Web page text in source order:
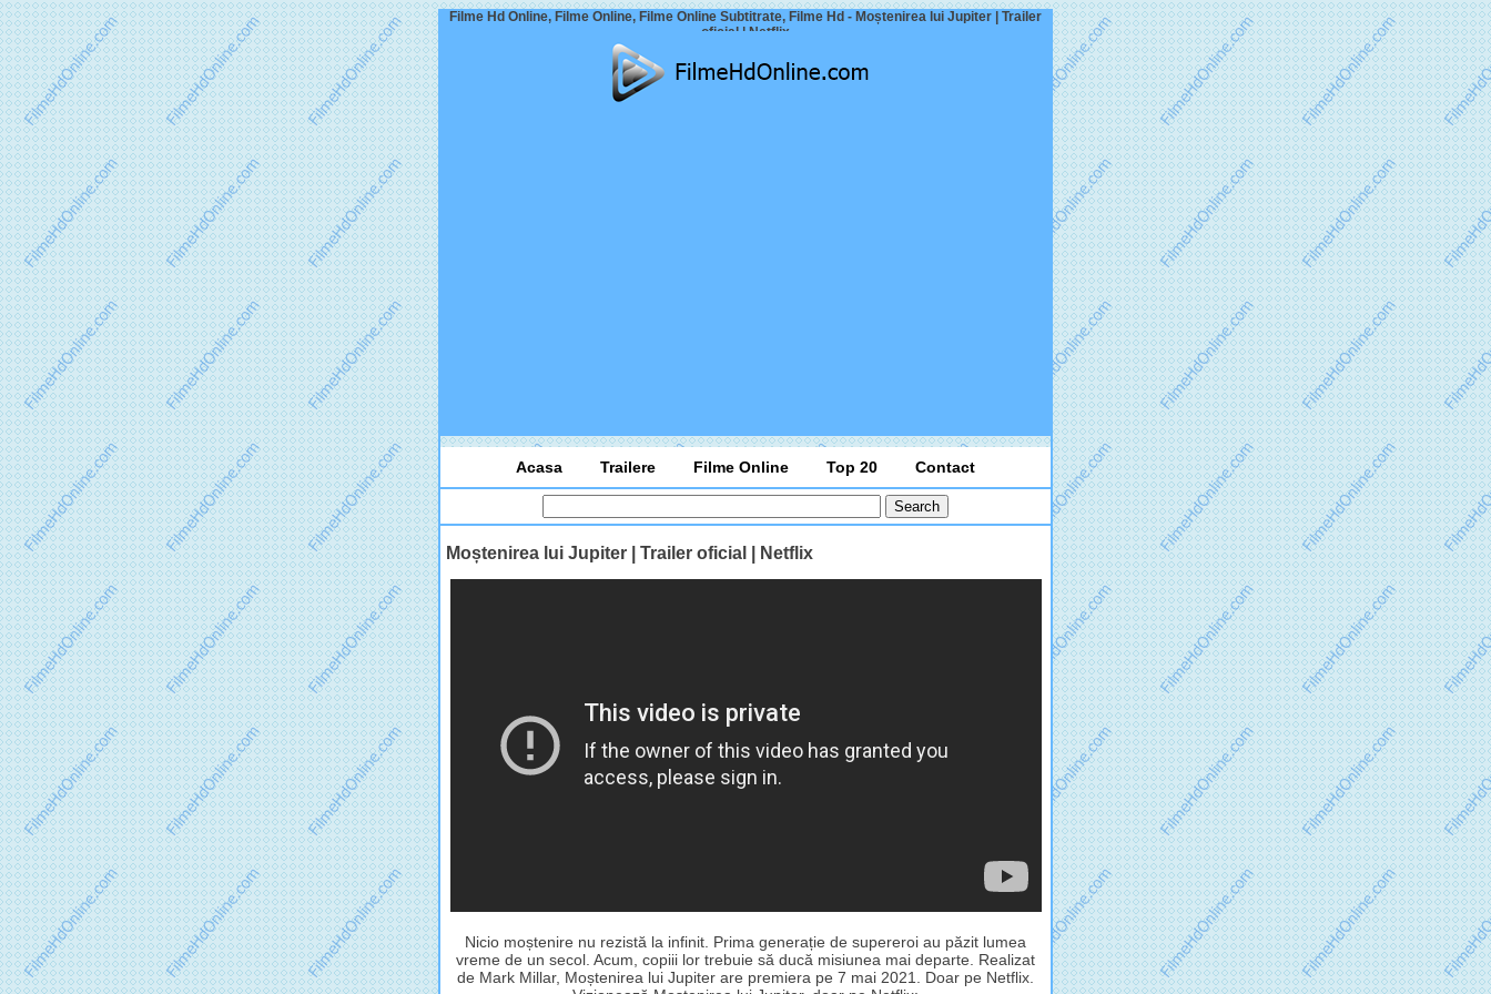
Filme Hd Online, Filme Online, Filme Online Subtitrate, Filme Hd - Moștenirea lui Jupiter | Trailer
oficial | Netflix
Acasa Trailere Filme Online Top 20 Contact
Moștenirea lui Jupiter | Trailer oficial | Netflix
Nicio moștenire nu rezistă la infinit. Prima generație de supereroi au păzit lumea
vreme de un secol. Acum, copiii lor trebuie să ducă misiunea mai departe. Realizat
de Mark Millar, Moștenirea lui Jupiter are premiera pe 7 mai 2021. Doar pe Netflix.